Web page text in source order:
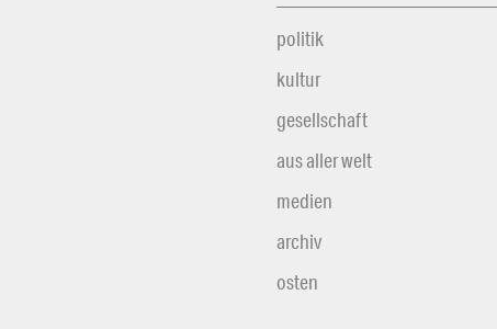
politik
kultur
gesellschaft
aus aller welt
medien
archiv
osten